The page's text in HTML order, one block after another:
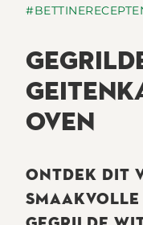
OVEN
ONTDEK DIT